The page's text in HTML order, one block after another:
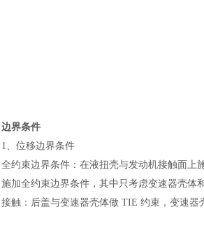
边界条件
1、位移边界条件
全约束边界条件：在液扭壳与发动机接触面上
施加全约束边界条件，其中只考虑变速器壳体
接触：后盖与变速器壳体做 TIE 约束，变速器